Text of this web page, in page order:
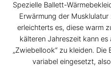
Spezielle Ballett-
Erwärmung der
erleichterts es, diese warm
kälteren Jahreszeit kann
„Zwiebellook“ zu kleiden.
variabel eingesetzt,